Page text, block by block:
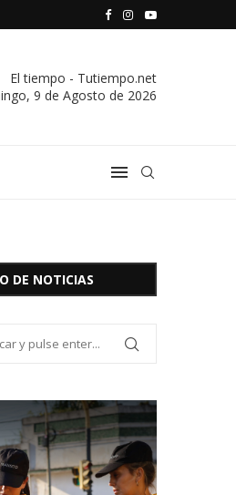
LTDA.DE LA COOPERATIVA
El tiempo - Tutiempo.net
9 de Agosto de 2026
DE NOTICIAS